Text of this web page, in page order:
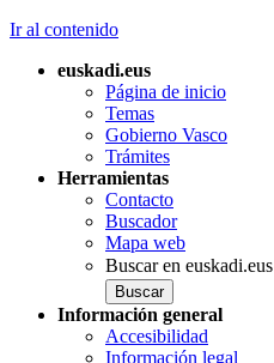
Ir al contenido
euskadi.eus
Página de inicio
Temas
Gobierno Vasco
Trámites
Herramientas
Contacto
Buscador
Mapa web
Buscar en euskadi.eus
Información general
Accesibilidad
Información legal